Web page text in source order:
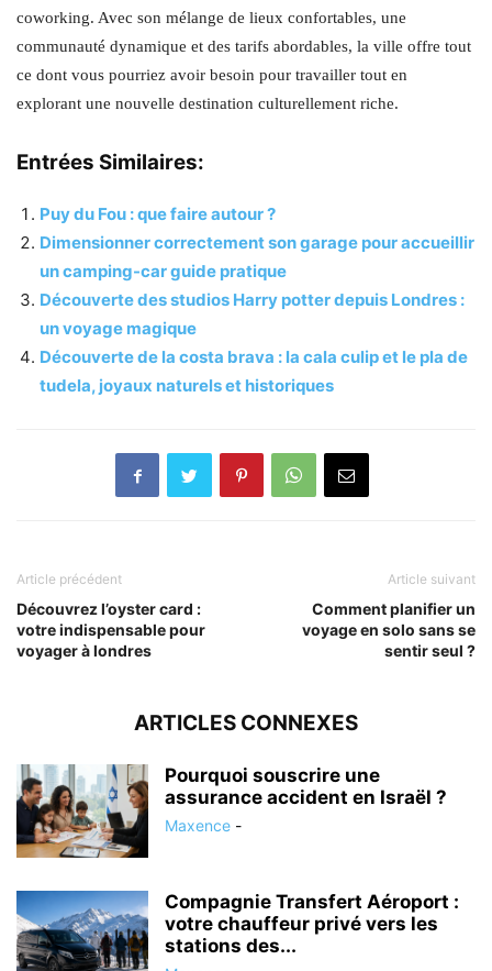
coworking. Avec son mélange de lieux confortables, une
communauté dynamique et des tarifs abordables, la ville offre tout
ce dont vous pourriez avoir besoin pour travailler tout en
explorant une nouvelle destination culturellement riche.
Entrées Similaires:
Puy du Fou : que faire autour ?
Dimensionner correctement son garage pour accueillir
un camping-car guide pratique
Découverte des studios Harry potter depuis Londres :
un voyage magique
Découverte de la costa brava : la cala culip et le pla de
tudela, joyaux naturels et historiques
Article précédent
Découvrez l’oyster card :
votre indispensable pour
voyager à londres
Article suivant
Comment planifier un
voyage en solo sans se
sentir seul ?
ARTICLES CONNEXES
Pourquoi souscrire une
assurance accident en Israël ?
Maxence -
Compagnie Transfert Aéroport :
votre chauffeur privé vers les
stations des...